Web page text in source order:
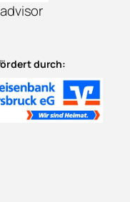
durch: